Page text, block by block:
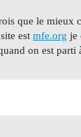
que le mieux
est mfe.org je
on est parti